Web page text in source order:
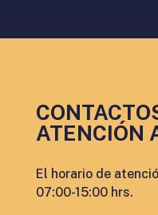
ATENCIÓN
El horario de
07:00-15:00 hrs.